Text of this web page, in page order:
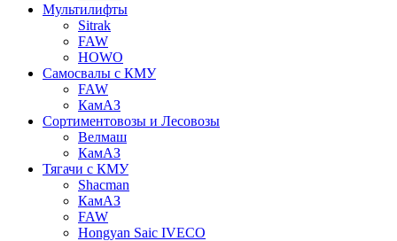
Мультилифты
Sitrak
FAW
HOWO
Самосвалы с КМУ
FAW
КамАЗ
Сортиментовозы и Лесовозы
Велмаш
КамАЗ
Тягачи с КМУ
Shacman
КамАЗ
FAW
Hongyan Saic IVECO